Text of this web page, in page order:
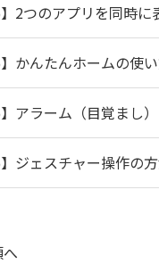
】2つのアプリを同時
】かんたんホームの使
】アラーム（目覚まし
】ジェスチャー操作の